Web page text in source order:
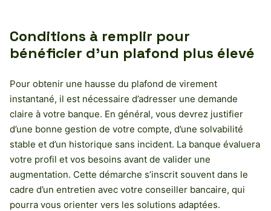
Conditions à remplir pour
bénéficier d’un plafond plus élevé
Pour obtenir une hausse du plafond de virement
instantané, il est nécessaire d’adresser une demande
claire à votre banque. En général, vous devrez justifier
d’une bonne gestion de votre compte, d’une solvabilité
stable et d’un historique sans incident. La banque évaluera
votre profil et vos besoins avant de valider une
augmentation. Cette démarche s’inscrit souvent dans le
cadre d’un entretien avec votre conseiller bancaire, qui
pourra vous orienter vers les solutions adaptées.